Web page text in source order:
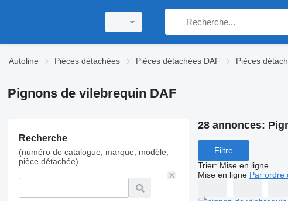
Autoline Pièces détachées Pièces détachées DAF Pièces
Pignons de vilebrequin DAF
Recherche
(numéro de catalogue, marque, modèle,
pièce détachée)
28 annonces:
Filtre
Trier: Mise en ligne
Mise en ligne Par ordre